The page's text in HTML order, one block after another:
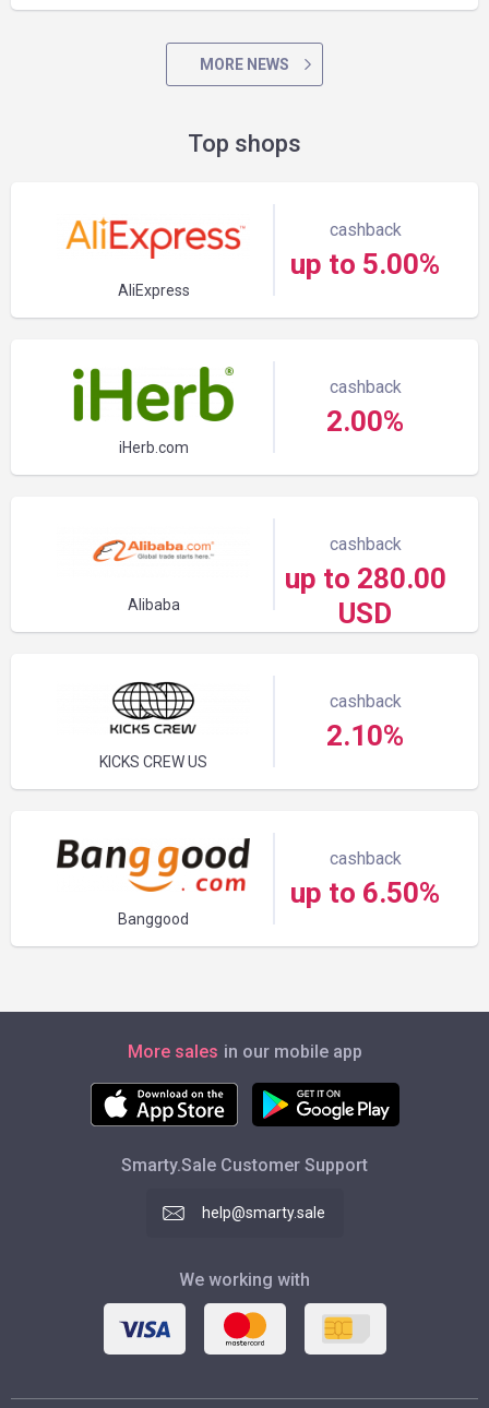
MORE NEWS
Top shops
AliExpress
cashback
up to 5.00%
iHerb.com
cashback
2.00%
Alibaba
cashback
up to 280.00
USD
KICKS CREW US
cashback
2.10%
Banggood
cashback
up to 6.50%
More sales in our mobile app
Smarty.Sale Customer Support
help@smarty.sale
We working with